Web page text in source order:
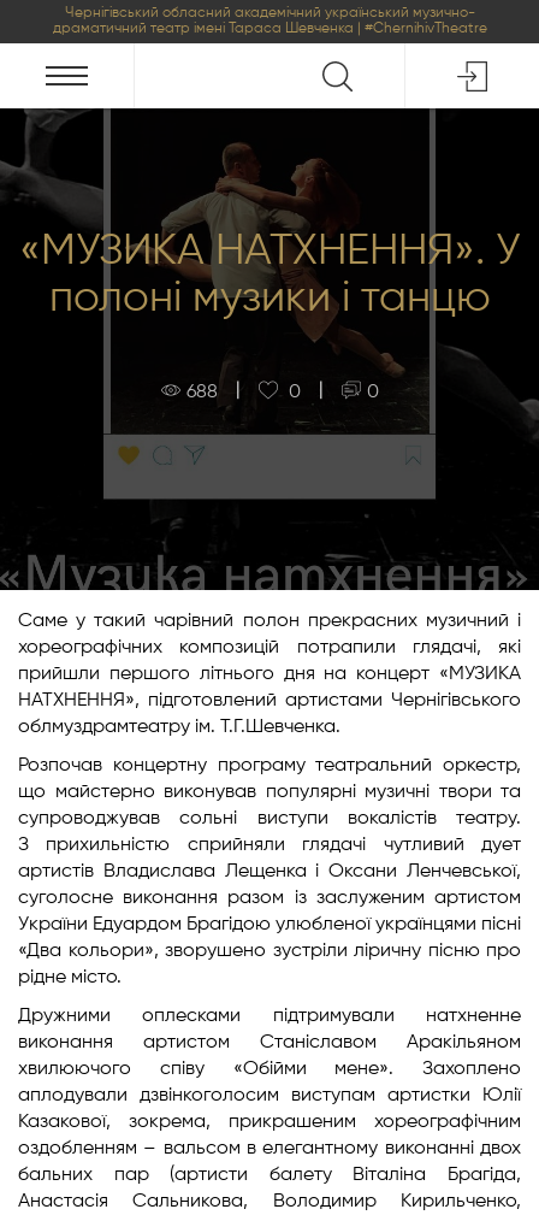
Чернігівський обласний академічний український музично-
драматичний театр імені Тараса Шевченка | #ChernihivTheatre
«МУЗИКА НАТХНЕННЯ». У
полоні музики і танцю
688 0 0
Саме у такий чарівний полон прекрасних музичний і
хореографічних композицій потрапили глядачі, які
прийшли першого літнього дня на концерт «МУЗИКА
НАТХНЕННЯ», підготовлений артистами Чернігівського
облмуздрамтеатру ім. Т.Г.Шевченка.
Розпочав концертну програму театральний оркестр,
що майстерно виконував популярні музичні твори та
супроводжував сольні виступи вокалістів театру.
З прихильністю сприйняли глядачі чутливий дует
артистів Владислава Лещенка і Оксани Ленчевської,
суголосне виконання разом із заслуженим артистом
України Едуардом Брагідою улюбленої українцями пісні
«Два кольори», зворушено зустріли ліричну пісню про
рідне місто.
Дружними оплесками підтримували натхненне
виконання артистом Станіславом Аракільяном
хвилюючого співу «Обійми мене». Захоплено
аплодували дзвінкоголосим виступам артистки Юлії
Казакової, зокрема, прикрашеним хореографічним
оздобленням – вальсом в елегантному виконанні двох
бальних пар (артисти балету Віталіна Брагіда,
Анастасія Сальникова, Володимир Кирильченко,